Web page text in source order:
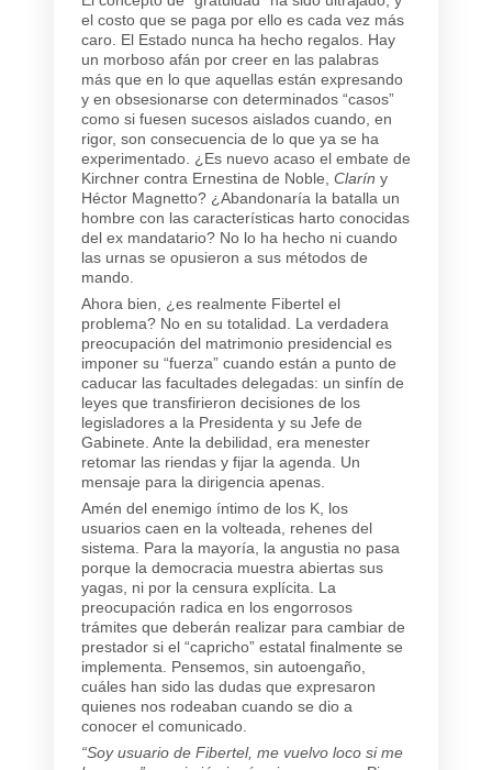
el costo que se paga por ello es cada vez más
caro. El Estado nunca ha hecho regalos. Hay
un morboso afán por creer en las palabras
más que en lo que aquellas están expresando
y en obsesionarse con determinados “casos”
como si fuesen sucesos aislados cuando, en
rigor, son consecuencia de lo que ya se ha
experimentado. ¿Es nuevo acaso el embate de
Kirchner contra Ernestina de Noble, Clarín y
Héctor Magnetto? ¿Abandonaría la batalla un
hombre con las características harto conocidas
del ex mandatario? No lo ha hecho ni cuando
las urnas se opusieron a sus métodos de
mando.
Ahora bien, ¿es realmente Fibertel el
problema? No en su totalidad. La verdadera
preocupación del matrimonio presidencial es
imponer su “fuerza” cuando están a punto de
caducar las facultades delegadas: un sinfín de
leyes que transfirieron decisiones de los
legisladores a la Presidenta y su Jefe de
Gabinete. Ante la debilidad, era menester
retomar las riendas y fijar la agenda. Un
mensaje para la dirigencia apenas.
Amén del enemigo íntimo de los K, los
usuarios caen en la volteada, rehenes del
sistema. Para la mayoría, la angustia no pasa
porque la democracia muestra abiertas sus
yagas, ni por la censura explícita. La
preocupación radica en los engorrosos
trámites que deberán realizar para cambiar de
prestador si el “capricho” estatal finalmente se
implementa. Pensemos, sin autoengaño,
cuáles han sido las dudas que expresaron
quienes nos rodeaban cuando se dio a
conocer el comunicado.
“Soy usuario de Fibertel, me vuelvo loco si me